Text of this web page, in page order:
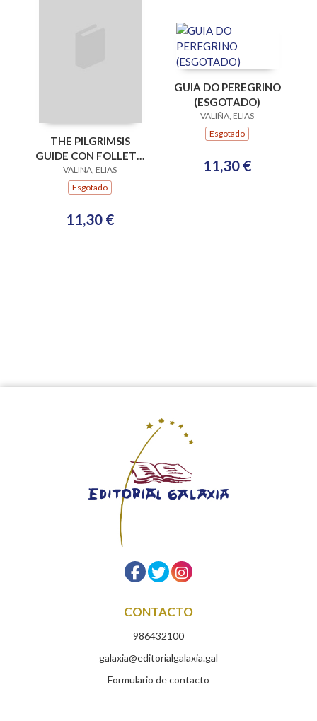
THE PILGRIMSIS
GUIDE CON FOLLETO
(ESGOTADO)
VALIÑA, ELIAS
Esgotado
11,30 €
GUIA DO PEREGRINO
(ESGOTADO)
VALIÑA, ELIAS
Esgotado
11,30 €
CONTACTO
986432100
galaxia@editorialgalaxia.gal
Formulario de contacto